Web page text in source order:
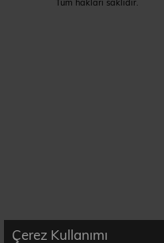
Çerez Kullanımı